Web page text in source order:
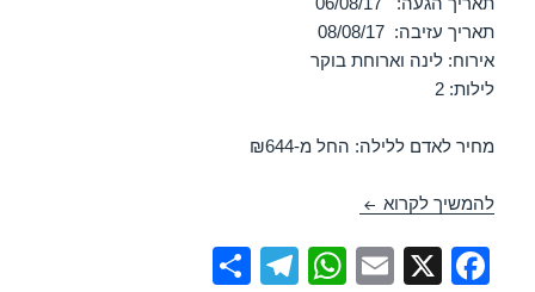
תאריך עזיבה: 08/08/17
אירוח: לינה וארוחת בוקר
לילות: 2
מחיר לאדם ללילה: החל מ-₪644
להמשיך לקרוא חופשה במלון ישרוטל המלך שלמה – אילת 06/08/2017
F
X
E
W
T